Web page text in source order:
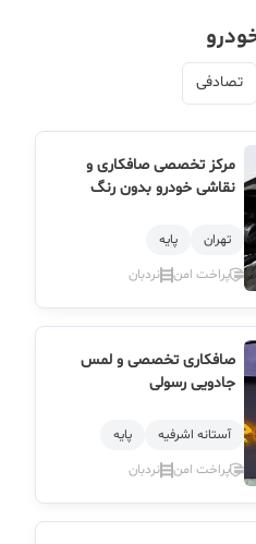
تصادفی
مرکز تخصصی صافکاری و
نقاشی خودرو بدون رنگ
تهران
پایه
پراخت امن
نردبان
صافکاری تخصصی و لمس
جادویی رسولی
آستانه اشرفیه
پایه
پراخت امن
نردبان